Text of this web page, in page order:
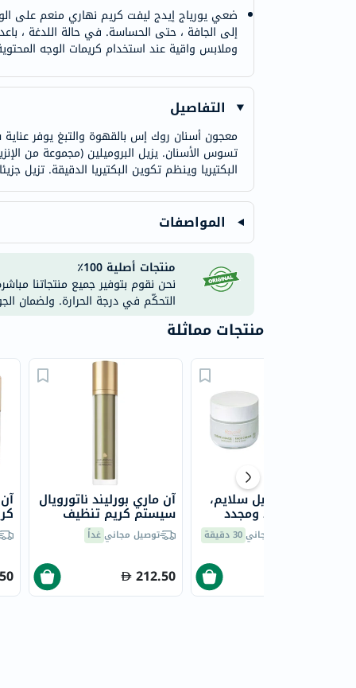
ضعي يورياج إيدج ليفت كريم نهاري منعم على
إلى الجافة ، حتى الحساسة. في حالة اللدغة ،
وملابس واقية عند استخدام كريمات الوجه
التفاصيل
معجون أسنان روك إس بالقهوة والتبغ يوفر عناية
البكتيريا وينظم تكوين البكتيريا الدقيقة. تزيل
المواصفات
منتجات أصلية 100٪
نحن نقوم بتوفير جميع منتجاتنا
التحكّم في درجة الحرارة. ولضمان
منتجات مماثلة
آن ماري بورليند ناتورويال
سيستم كريم تنظيف
الوجه الحيوي 125 مل
توصيل مجانيغداً
212.50
كريم روير سنيل سلايم،
مضاد للتجاعيد ومجدد
توصيل مجاني30 دقيقة